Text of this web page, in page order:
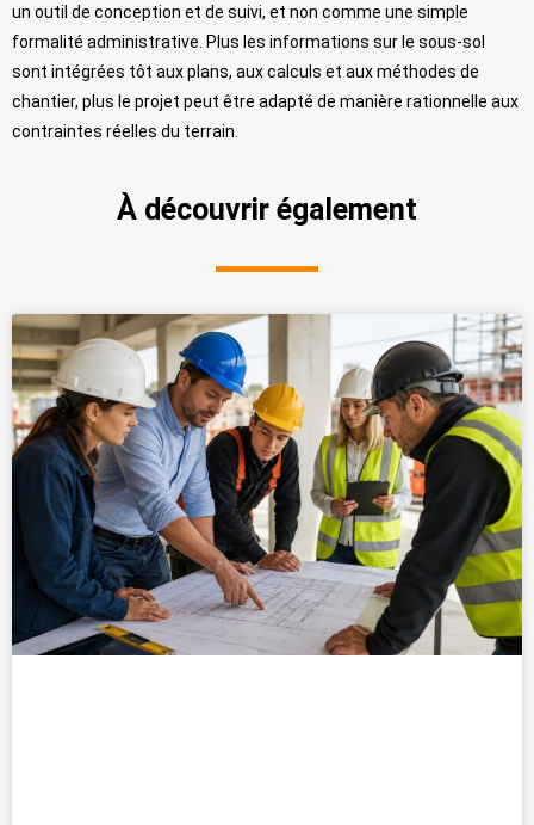
un outil de conception et de suivi, et non comme une simple
formalité administrative. Plus les informations sur le sous-sol
sont intégrées tôt aux plans, aux calculs et aux méthodes de
chantier, plus le projet peut être adapté de manière rationnelle aux
contraintes réelles du terrain.
À découvrir également